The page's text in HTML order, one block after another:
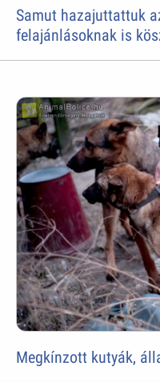
Samut hazajuttattuk
felajánlásoknak is
Megkínzott kutyák,